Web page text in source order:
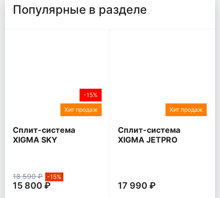
Популярные в разделе
-15%
Хит продаж
Сплит-система
XIGMA SKY
18 590 ₽ -15%
15 800 ₽
Хит продаж
Сплит-система
XIGMA JETPRO
17 990 ₽